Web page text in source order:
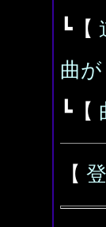
┗【
曲
┗【
【